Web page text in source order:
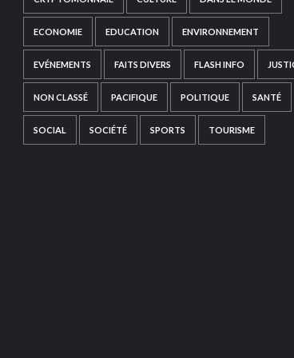
ECONOMIE EDUCATION ENVIRONNEMENT
EVÉNEMENTS FAITS DIVERS FLASH INFO
NON CLASSÉ PACIFIQUE POLITIQUE SANTÉ
SOCIAL SOCIÉTÉ SPORTS TOURISME